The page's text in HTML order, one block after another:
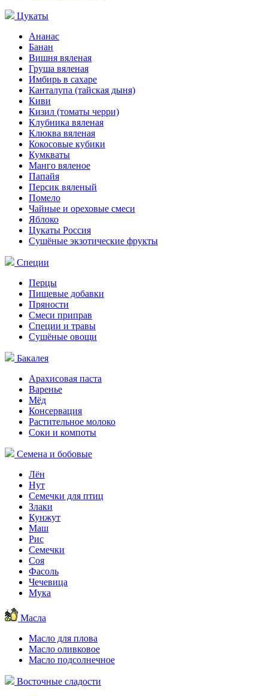
Цукаты
Ананас
Банан
Вишня вяленая
Груша вяленая
Имбирь в сахаре
Канталупа (тайская дыня)
Киви
Кизил (томаты черри)
Клубника вяленая
Клюква вяленая
Кокосовые кубики
Кумкваты
Манго вяленое
Папайя
Персик вяленый
Помело
Чайные и ореховые смеси
Яблоко
Цукаты Россия
Сушёные экзотические фрукты
Специи
Перцы
Пищевые добавки
Пряности
Смеси приправ
Специи и травы
Сушёные овощи
Бакалея
Арахисовая паста
Варенье
Мёд
Консервация
Растительное молоко
Соки и компоты
Семена и бобовые
Лён
Нут
Семечки для птиц
Злаки
Кунжут
Маш
Рис
Семечки
Соя
Фасоль
Чечевица
Мука
Масла
Масло для плова
Масло оливковое
Масло подсолнечное
Восточные сладости